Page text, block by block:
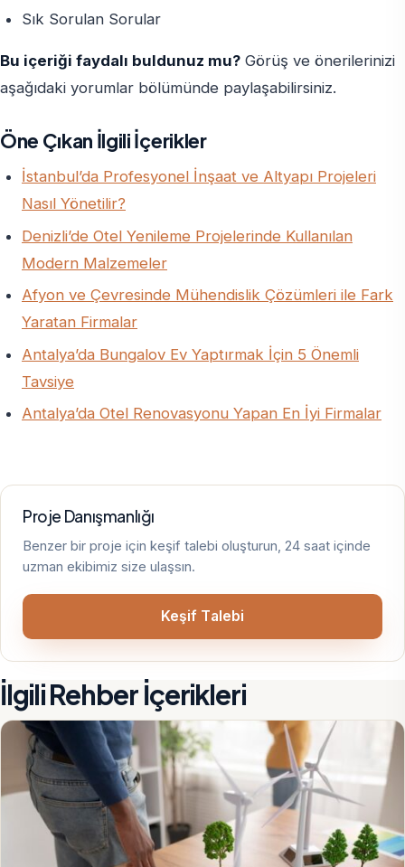
Sık Sorulan Sorular
Bu içeriği faydalı buldunuz mu? Görüş ve önerilerinizi
aşağıdaki yorumlar bölümünde paylaşabilirsiniz.
Öne Çıkan İlgili İçerikler
İstanbul’da Profesyonel İnşaat ve Altyapı Projeleri
Nasıl Yönetilir?
Denizli’de Otel Yenileme Projelerinde Kullanılan
Modern Malzemeler
Afyon ve Çevresinde Mühendislik Çözümleri ile Fark
Yaratan Firmalar
Antalya’da Bungalov Ev Yaptırmak İçin 5 Önemli
Tavsiye
Antalya’da Otel Renovasyonu Yapan En İyi Firmalar
Proje Danışmanlığı
Benzer bir proje için keşif talebi oluşturun, 24 saat içinde
uzman ekibimiz size ulaşsın.
Keşif Talebi
İlgili Rehber İçerikleri